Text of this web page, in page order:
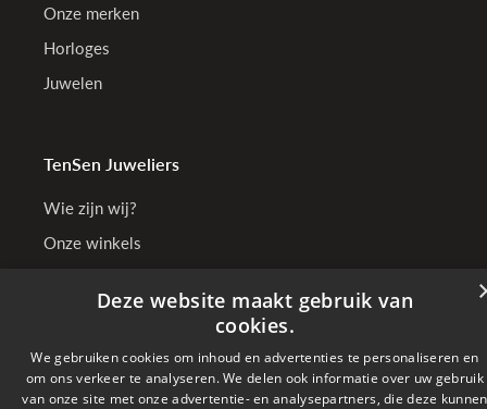
Onze merken
Horloges
Juwelen
TenSen Juweliers
Wie zijn wij?
Onze winkels
Online betalen met
Deze website maakt gebruik van
cookies.
We gebruiken cookies om inhoud en advertenties te personaliseren en
om ons verkeer te analyseren. We delen ook informatie over uw gebruik
van onze site met onze advertentie- en analysepartners, die deze kunnen